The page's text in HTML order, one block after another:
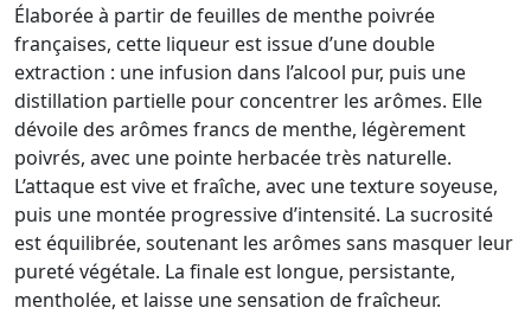
Élaborée à partir de feuilles de menthe poivrée
françaises, cette liqueur est issue d’une double
extraction : une infusion dans l’alcool pur, puis une
distillation partielle pour concentrer les arômes. Elle
dévoile des arômes francs de menthe, légèrement
poivrés, avec une pointe herbacée très naturelle.
L’attaque est vive et fraîche, avec une texture soyeuse,
puis une montée progressive d’intensité. La sucrosité
est équilibrée, soutenant les arômes sans masquer leur
pureté végétale. La finale est longue, persistante,
mentholée, et laisse une sensation de fraîcheur.